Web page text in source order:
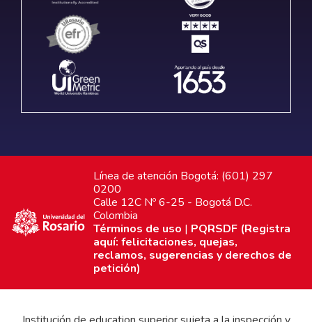
Línea de atención Bogotá: (601) 297
0200
Calle 12C Nº 6-25 - Bogotá D.C.
Colombia
Términos de uso | PQRSDF (Registra
aquí: felicitaciones, quejas,
reclamos, sugerencias y derechos de
petición)